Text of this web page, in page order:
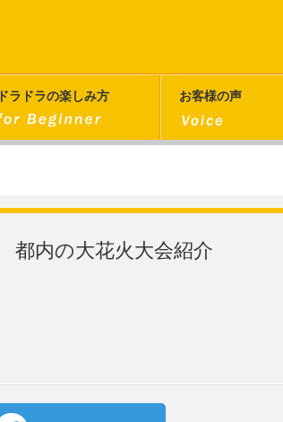
ドラドラの楽しみ方 お客様の声
内の大花火大会紹介